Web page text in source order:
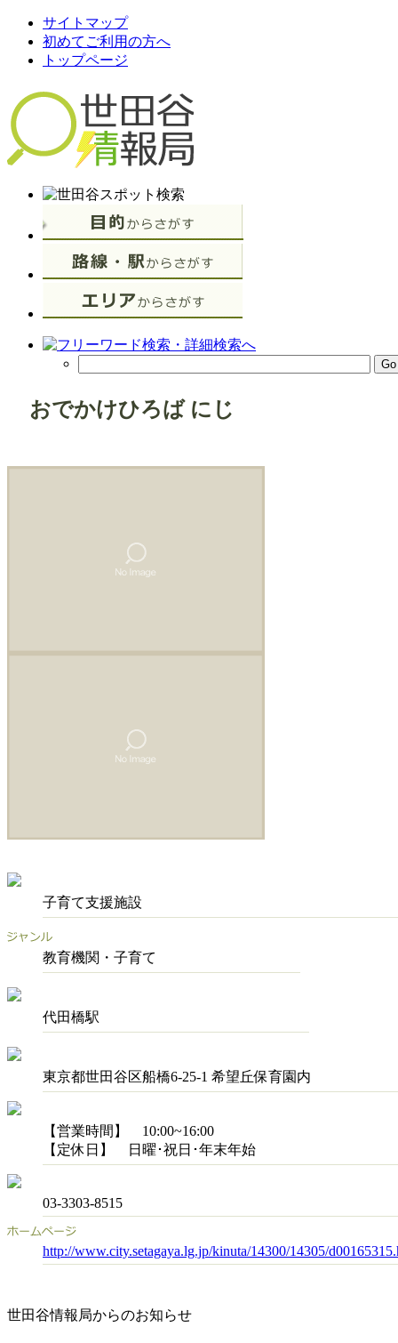
サイトマップ
初めてご利用の方へ
トップページ
おでかけひろば にじ
子育て支援施設
教育機関・子育て
代田橋駅
東京都世田谷区船橋6-25-1 希望丘保育園内
【営業時間】 10:00~16:00
【定休日】 日曜･祝日･年末年始
03-3303-8515
http://www.city.setagaya.lg.jp/kinuta/14300/14305/
世田谷情報局からのお知らせ